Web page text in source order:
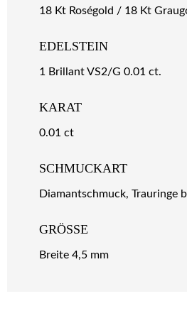
18 Kt Roségold / 18 Kt
EDELSTEIN
1 Brillant VS2/G 0.01 ct.
KARAT
0.01 ct
SCHMUCKART
Diamantschmuck, Trauringe
GRÖSSE
Breite 4,5 mm